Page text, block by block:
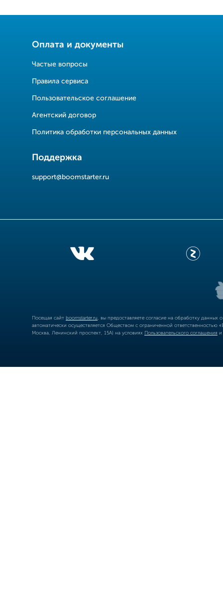
Оплата и документы
Частые вопросы
Правила сервиса
Пользовательское соглашение
Агентский договор
Политика обработки персональных данных
Поддержка
support@boomstarter.ru
Посещая сайт boomstarter.ru , вы предоставляете согласие на обработку
автоматически осуществляется Обществом с ограниченной
Москва, Ленинский проспект, 15А) на условиях Пользовательского соглашения и